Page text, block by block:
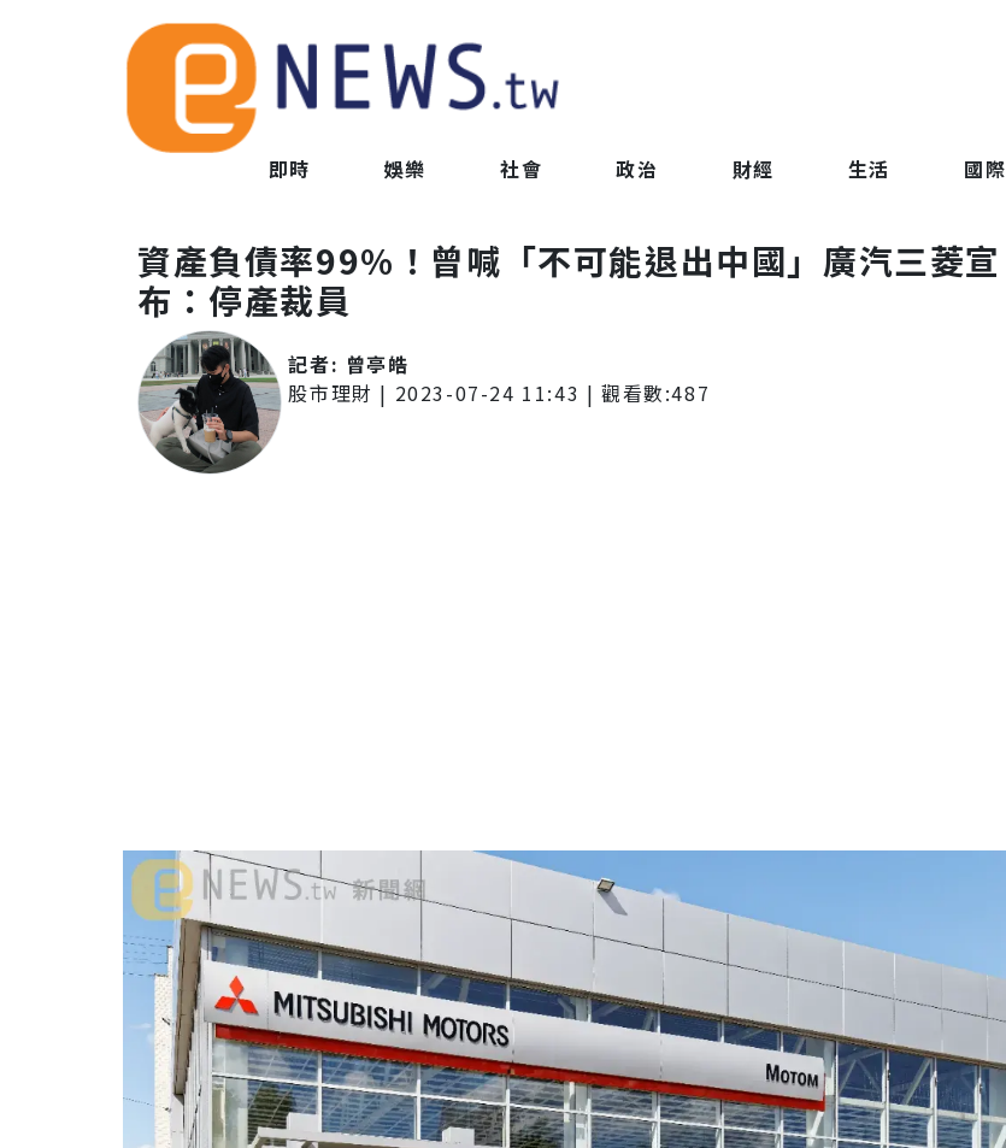
即時 娛樂 社會 政治 財經 生活 國際
資產負債率99%！曾喊「不可能退出中國」廣汽三菱宣
布：停產裁員
記者: 曾亭皓
股市理財 | 2023-07-24 11:43 | 觀看數:487